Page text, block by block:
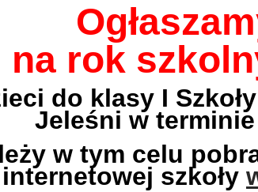
na rok
do klasy I
Jeleśni w terminie
w tym celu
internetowej szkoły